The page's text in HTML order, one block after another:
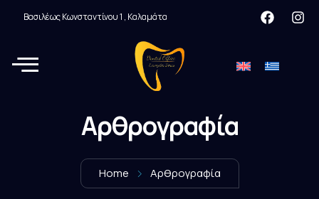
Βασιλέως Κωνσταντίνου 1 , Καλαμάτα
Αρθρογραφία
Home Αρθρογραφία